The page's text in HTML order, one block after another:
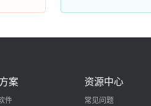
案
件
资源中心
常见问题